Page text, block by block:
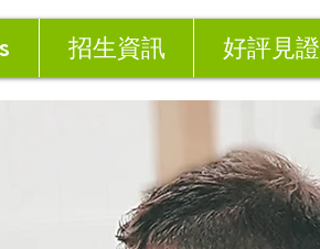
招生資訊 好評見證